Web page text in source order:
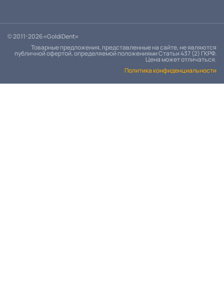
© 2011-2026 «GoldiDent»
Товарные предложения, представленные на сайте, не являются
публичной офертой, определяемой положениями Статьи 437 (2) ГКРФ.
Цена может отличаться.
Политика конфиденциальности